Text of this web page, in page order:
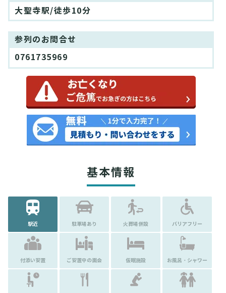
大聖寺駅/徒歩10分
参列のお問合せ
0761735969
基本情報
駅近 駐車場あり 火葬場併設 バリアフリー
付添い安置 ご安置中の面会 仮眠施設 お風呂・シャワー